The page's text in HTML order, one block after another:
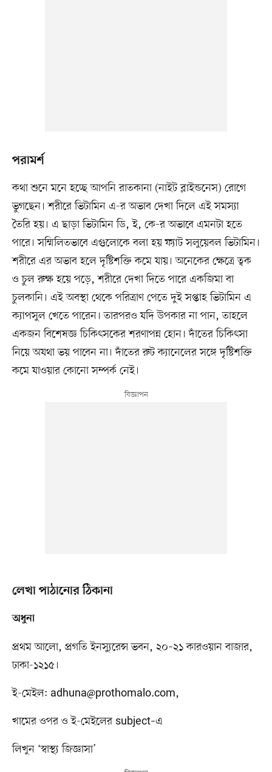
পরামর্শ
কথা শুনে মনে হচ্ছে আপনি রাতকানা (নাইট ব্লাইন্ডনেস) রোগে
ভুগছেন। শরীরে ভিটামিন এ-র অভাব দেখা দিলে এই সমস্যা
তৈরি হয়। এ ছাড়া ভিটামিন ডি, ই, কে-র অভাবে এমনটা হতে
পারে। সম্মিলিতভাবে এগুলোকে বলা হয় ফ্যাট সলুয়েবল ভিটামিন।
শরীরে এর অভাব হলে দৃষ্টিশক্তি কমে যায়। অনেকের ক্ষেত্রে ত্বক
ও চুল রুক্ষ হয়ে পড়ে, শরীরে দেখা দিতে পারে একজিমা বা
চুলকানি। এই অবস্থা থেকে পরিত্রাণ পেতে দুই সপ্তাহ ভিটামিন এ
ক্যাপসুল খেতে পারেন। তারপরও যদি উপকার না পান, তাহলে
একজন বিশেষজ্ঞ চিকিৎসকের শরণাপন্ন হোন। দাঁতের চিকিৎসা
নিয়ে অযথা ভয় পাবেন না। দাঁতের রুট ক্যানেলের সঙ্গে দৃষ্টিশক্তি
কমে যাওয়ার কোনো সম্পর্ক নেই।
লেখা পাঠানোর ঠিকানা
অধুনা
প্রথম আলো, প্রগতি ইনস্যুরেন্স ভবন, ২০–২১ কারওয়ান বাজার,
ঢাকা-১২১৫।
ই-মেইল: adhuna@prothomalo.com,
খামের ওপর ও ই-মেইলের subject–এ
লিখুন ‘স্বাস্থ্য জিজ্ঞাসা’